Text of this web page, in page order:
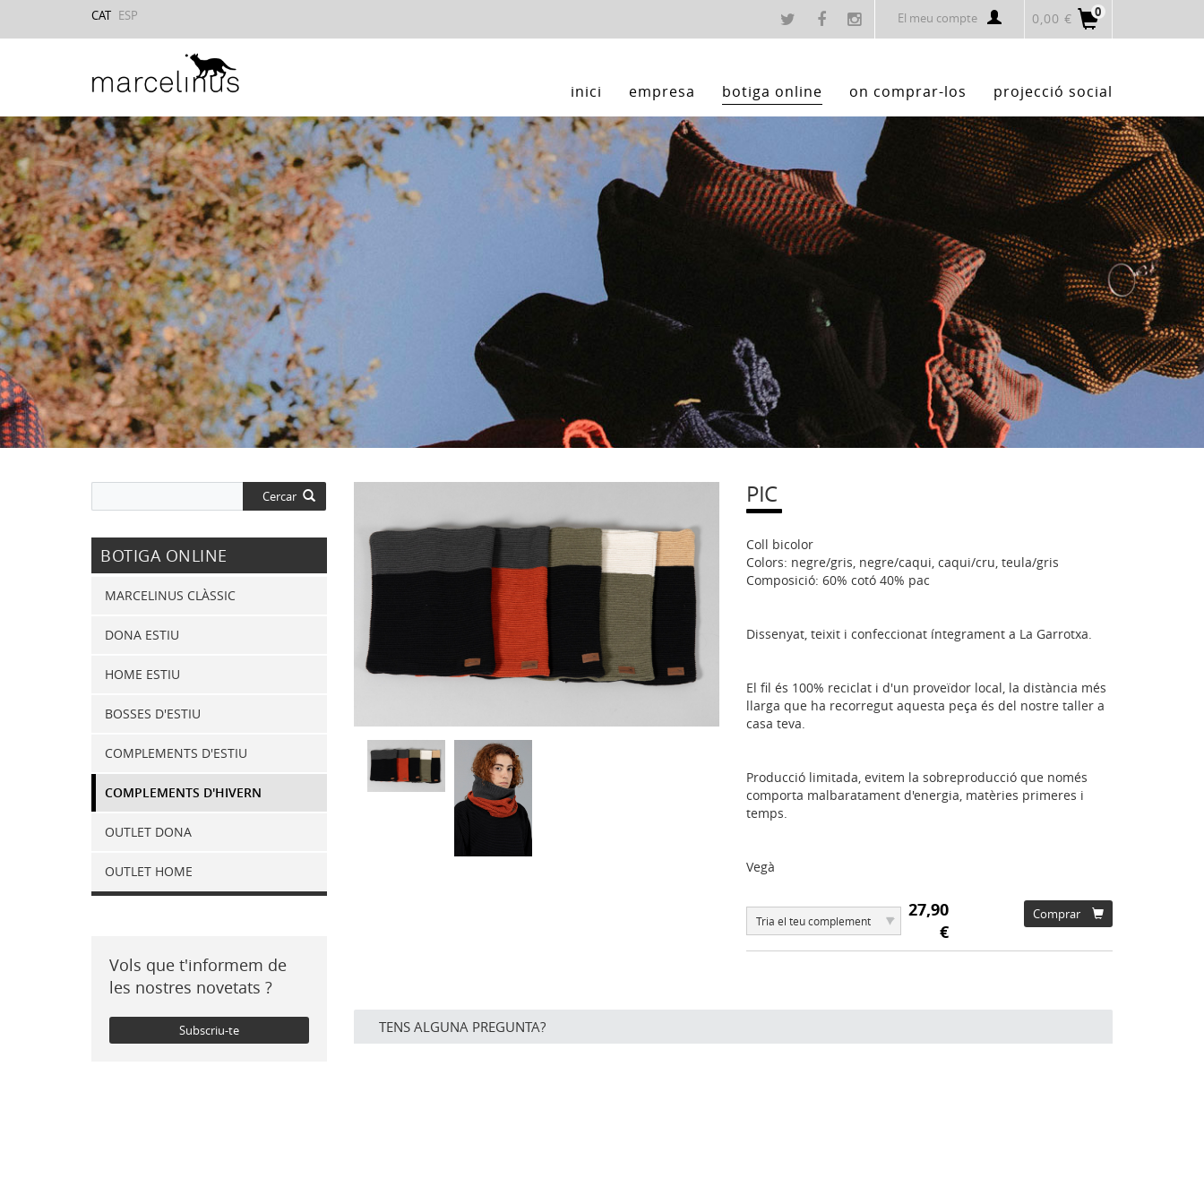
CAT ESP 0
0,00 €
El meu compte
inici empresa botiga online on comprar-los projecció social
Cercar
BOTIGA ONLINE
MARCELINUS CLÀSSIC
DONA ESTIU
HOME ESTIU
BOSSES D'ESTIU
COMPLEMENTS D'ESTIU
COMPLEMENTS D'HIVERN
OUTLET DONA
OUTLET HOME
Vols que t'informem de
les nostres novetats ?
Subscriu-te
PIC
Coll bicolor
Colors: negre/gris, negre/caqui, caqui/cru, teula/gris
Composició: 60% cotó 40% pac
Dissenyat, teixit i confeccionat íntegrament a La Garrotxa.
El fil és 100% reciclat i d'un proveïdor local, la distància més
llarga que ha recorregut aquesta peça és del nostre taller a
casa teva.
Producció limitada, evitem la sobreproducció que només
comporta malbaratament d'energia, matèries primeres i
temps.
Vegà
Tria el teu complement ▾
27,90
€
Comprar
TENS ALGUNA PREGUNTA?